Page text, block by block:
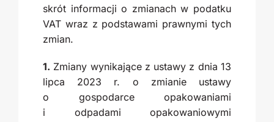
skrót informacji o zmianach w podatku
VAT wraz z podstawami prawnymi tych
zmian.
1. Zmiany wynikające z ustawy z dnia 13
lipca 2023 r. o zmianie ustawy
o gospodarce opakowaniami
i odpadami opakowaniowymi